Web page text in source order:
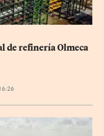
de refinería Olmeca